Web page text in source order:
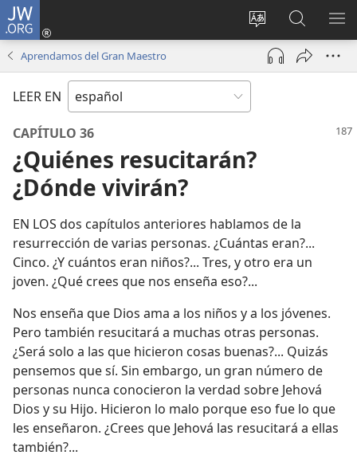
JW.ORG
Cambiar
idioma
del sitio
Iniciar
sesión
(abre
nueva
en
jw.org
Aprendamos del Gran Maestro
LEER EN
CAPÍTULO 36
¿Quiénes resucitarán?
¿Dónde vivirán?
EN LOS dos capítulos anteriores hablamos de la
resurrección de varias personas. ¿Cuántas eran?...
Cinco. ¿Y cuántos eran niños?... Tres, y otro era un
joven. ¿Qué crees que nos enseña eso?...
Nos enseña que Dios ama a los niños y a los jóvenes.
Pero también resucitará a muchas otras personas.
¿Será solo a las que hicieron cosas buenas?... Quizás
pensemos que sí. Sin embargo, un gran número de
personas nunca conocieron la verdad sobre Jehová
Dios y su Hijo. Hicieron lo malo porque eso fue lo que
les enseñaron. ¿Crees que Jehová las resucitará a ellas
también?...